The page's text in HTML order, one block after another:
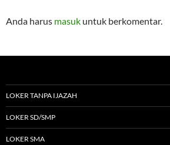
Anda harus masuk untuk berkomentar.
LOKER TANPA IJAZAH
LOKER SD/SMP
LOKER SMA